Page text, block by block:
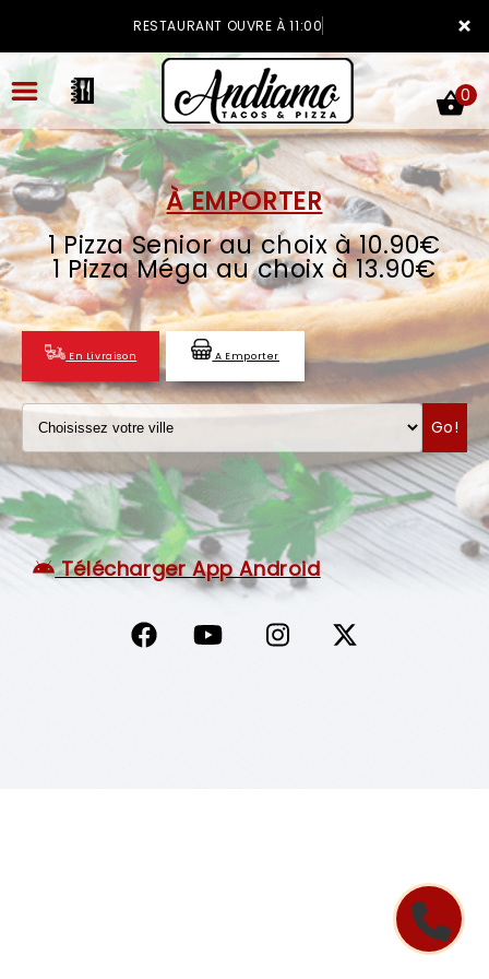
×
RESTAURANT OUVRE À 11:00
ACCUEIL
LA CARTE
VOTRE COMPTE
NOTRE RESTAURANT
MENTIONS LÉGALES
C.G.V
0
À EMPORTER
1 Pizza Senior au choix à 10.90€
1 Pizza Méga au choix à 13.90€
En Livraison A Emporter
Go!
Télécharger App Android